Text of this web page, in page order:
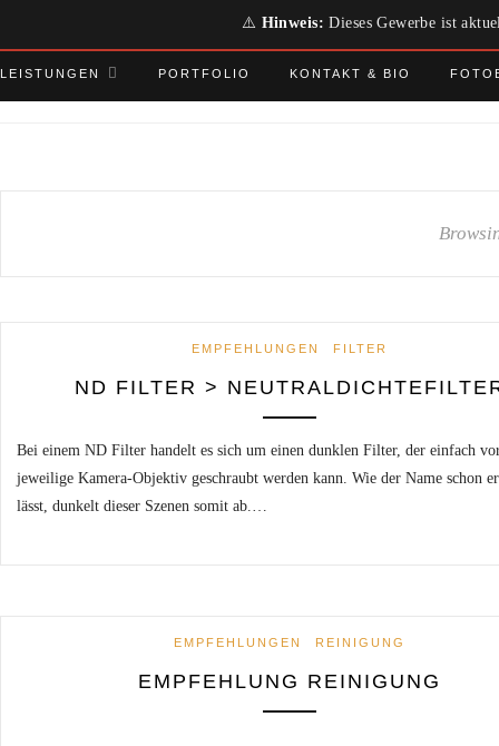
⚠️ Hinweis: Dieses Gewerbe ist
LEISTUNGEN PORTFOLIO KONTAKT & BIO
EMPFEHLUNGEN FILTER
ND FILTER >
Bei einem ND Filter handelt es sich um einen dunklen Filter, der einfach
jeweilige Kamera-Objektiv geschraubt werden kann. Wie der Name schon
lässt, dunkelt dieser Szenen somit ab.…
EMPFEHLUNGEN REINIGUNG
EMPFEHLUNG REINIGUNG